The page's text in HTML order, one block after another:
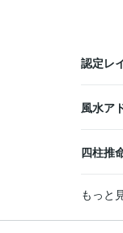
認定レ
風水ア
四柱推
もっと